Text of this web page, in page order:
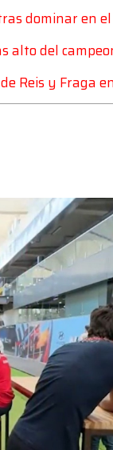
dominar en
alto del
Reis y Fraga